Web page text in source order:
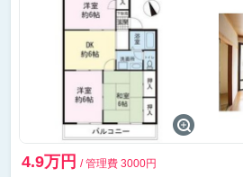
4.9万円 / 管理費 3000円